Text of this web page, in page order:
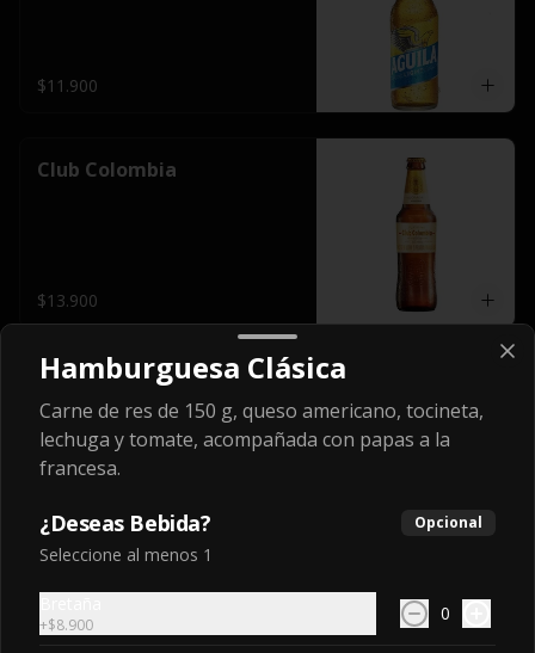
$11.900
Club Colombia
$13.900
Corona
Importadas 1 u.
$15.000
Stella Artois
Importadas 1 u.
Hamburguesa Clásica
Carne de res de 150 g, queso americano, tocineta,
lechuga y tomate, acompañada con papas a la
francesa.
¿Deseas Bebida? Opcional
Seleccione al menos 1
+$8.900
0